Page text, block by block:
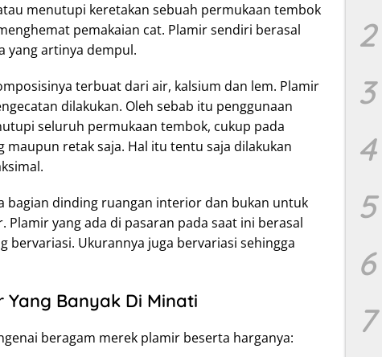
menutupi keretakan sebuah permukaan tembok
pemakaian cat. Plamir sendiri berasal
yang artinya dempul.
terbuat dari air, kalsium dan lem. Plamir
dilakukan. Oleh sebab itu penggunaan
seluruh permukaan tembok, cukup pada
retak saja. Hal itu tentu saja dilakukan
bagian dinding ruangan interior dan bukan untuk
yang ada di pasaran pada saat ini berasal
bervariasi. Ukurannya juga bervariasi sehingga
Banyak Di Minati
beragam merek plamir beserta harganya:
2
3
4
5
6
7